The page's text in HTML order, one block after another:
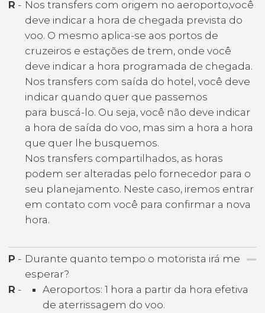
R - Nos transfers com origem no aeroporto,você
deve indicar a hora de chegada prevista do
voo. O mesmo aplica-se aos portos de
cruzeiros e estações de trem, onde você
deve indicar a hora programada de chegada.
Nos transfers com saída do hotel, você deve
indicar quando quer que passemos
para buscá-lo. Ou seja, você não deve indicar
a hora de saída do voo, mas sim a hora a hora
que quer lhe busquemos.
Nos transfers compartilhados, as horas
podem ser alteradas pelo fornecedor para o
seu planejamento. Neste caso, iremos entrar
em contato com você para confirmar a nova
hora.
P - Durante quanto tempo o motorista irá me
esperar?
R -
Aeroportos: 1 hora a partir da hora efetiva
de aterrissagem do voo.